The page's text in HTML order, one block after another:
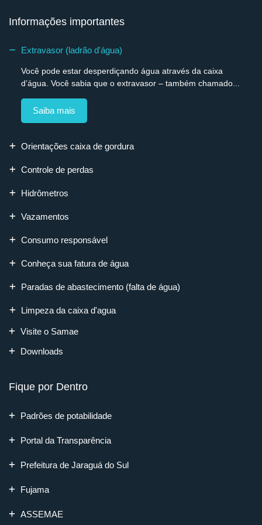
Informações importantes
Extravasor (ladrão d'água)
Você pode estar desperdiçando água através da caixa
d’água. Você sabia que o extravasor – também chamado...
Saiba mais
Orientações caixa de gordura
Controle de perdas
Hidrômetros
Vazamentos
Consumo responsável
Conheça sua fatura de água
Paradas de abastecimento (falta de água)
Limpeza da caixa d'agua
Visite o Samae
Downloads
Fique por Dentro
Padrões de potabilidade
Portal da Transparência
Prefeitura de Jaraguá do Sul
Fujama
ASSEMAE